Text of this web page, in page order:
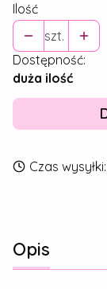
Ilość
szt.
Dostępność:
duża ilość
Czas wysyłki:
Opis